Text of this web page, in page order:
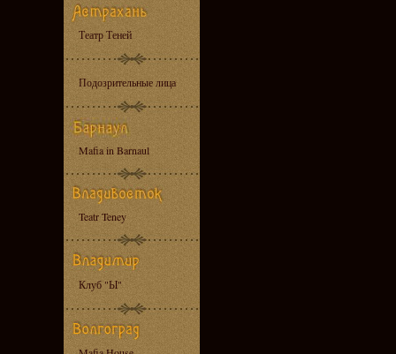
Театр Теней
Подозрительные лица
Mafia in Barnaul
Teatr Teney
Клуб "Ы"